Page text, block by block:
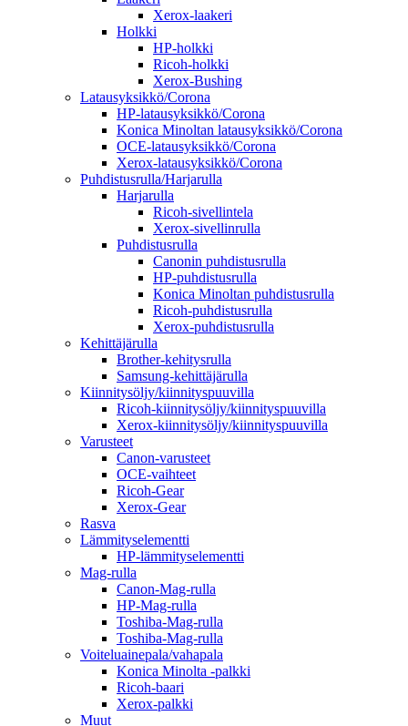
Xerox-laakeri
Holkki
HP-holkki
Ricoh-holkki
Xerox-Bushing
Latausyksikkö/Corona
HP-latausyksikkö/Corona
Konica Minoltan latausyksikkö/Corona
OCE-latausyksikkö/Corona
Xerox-latausyksikkö/Corona
Puhdistusrulla/Harjarulla
Harjarulla
Ricoh-sivellintela
Xerox-sivellinrulla
Puhdistusrulla
Canonin puhdistusrulla
HP-puhdistusrulla
Konica Minoltan puhdistusrulla
Ricoh-puhdistusrulla
Xerox-puhdistusrulla
Kehittäjärulla
Brother-kehitysrulla
Samsung-kehittäjärulla
Kiinnitysöljy/kiinnityspuuvilla
Ricoh-kiinnitysöljy/kiinnityspuuvilla
Xerox-kiinnitysöljy/kiinnityspuuvilla
Varusteet
Canon-varusteet
OCE-vaihteet
Ricoh-Gear
Xerox-Gear
Rasva
Lämmityselementti
HP-lämmityselementti
Mag-rulla
Canon-Mag-rulla
HP-Mag-rulla
Toshiba-Mag-rulla
Toshiba-Mag-rulla
Voiteluainepala/vahapala
Konica Minolta -palkki
Ricoh-baari
Xerox-palkki
Muut